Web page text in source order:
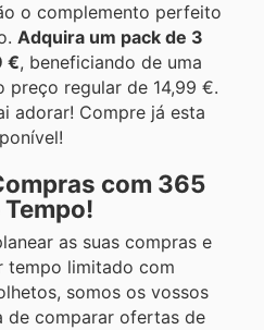
o complemento perfeito
Adquira um pack de 3
€, beneficiando de uma
preço regular de 14,99 €.
adorar! Compre já esta
com 365
as suas compras e
tempo limitado com
somos os vossos
de comparar ofertas de